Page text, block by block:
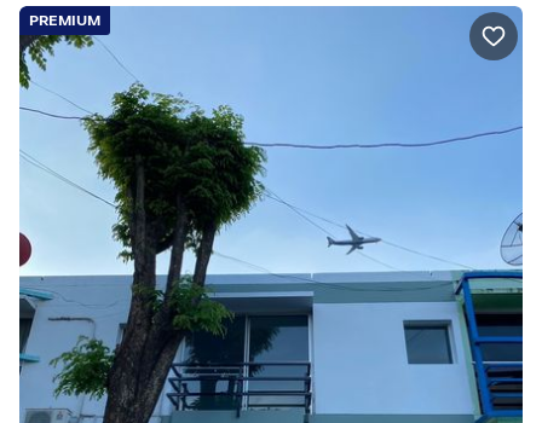
PREMIUM